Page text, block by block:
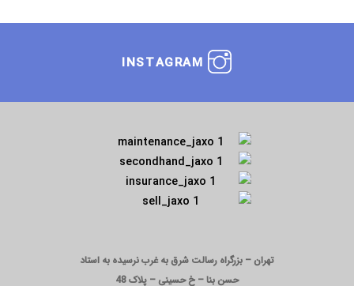
INSTAGRAM
تهران – بزرگراه رسالت شرق به غرب نرسیده به استاد
حسن بنا – خ حسینی – پلاک 48